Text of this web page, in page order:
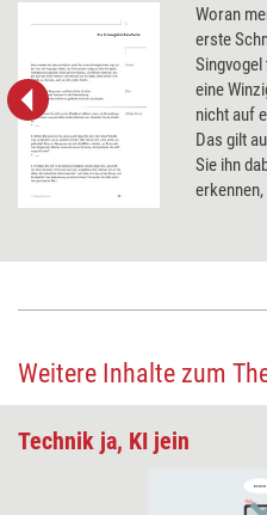
Woran
erste
eine
nicht auf
Das gilt
Sie ihn
Weitere Inhalte zum
Technik ja, KI jein